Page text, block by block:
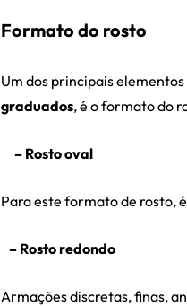
Formato do rosto
Um dos principais
graduados, é o formato do
– Rosto oval
Para este formato de rosto,
– Rosto redondo
Armações discretas, finas,